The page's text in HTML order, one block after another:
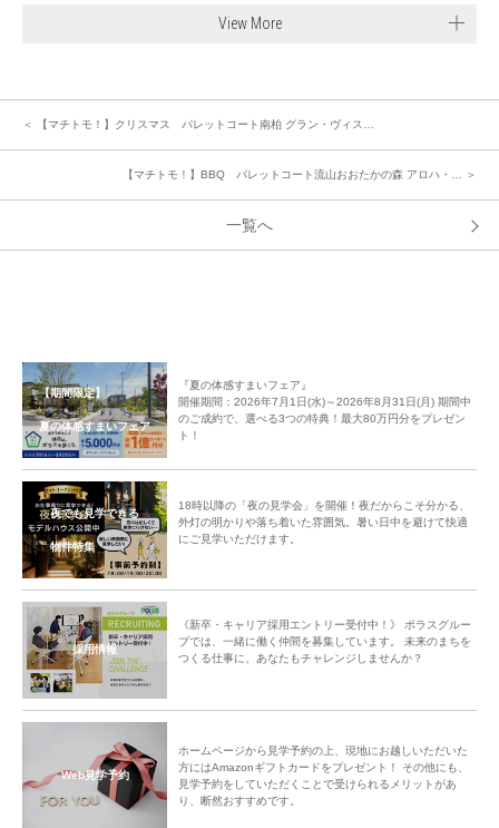
View More
＜ 【マチトモ！】クリスマス パレットコート南柏 グラン・ヴィス…
【マチトモ！】BBQ パレットコート流山おおたかの森 アロハ・… ＞
一覧へ
【期間限定】
夏の体感すまいフェア
『夏の体感すまいフェア』
開催期間：2026年7月1日(水)～2026年8月31日(月) 期間中
のご成約で、選べる3つの特典！最大80万円分をプレゼン
ト！
夜でも見学できる
物件特集
18時以降の「夜の見学会」を開催！夜だからこそ分かる、
外灯の明かりや落ち着いた雰囲気。暑い日中を避けて快適
にご見学いただけます。
採用情報
《新卒・キャリア採用エントリー受付中！》 ポラスグルー
プでは、一緒に働く仲間を募集しています。 未来のまちを
つくる仕事に、あなたもチャレンジしませんか？
Web見学予約
ホームページから見学予約の上、現地にお越しいただいた
方にはAmazonギフトカードをプレゼント！ その他にも、
見学予約をしていただくことで受けられるメリットがあ
り、断然おすすめです。